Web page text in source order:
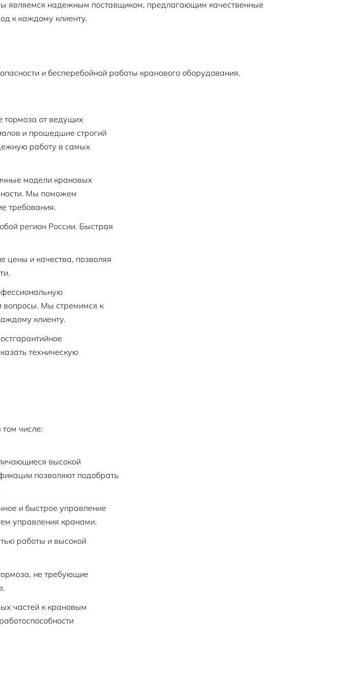
являемся надежным поставщиком, предлагающим качественные
к каждому клиенту.
и бесперебойной работы кранового оборудования.
от ведущих
и прошедшие строгий
работу в самых
модели крановых
Мы поможем
требования.
регион России. Быстрая
цены и качества, позволяя
вопросы. Мы стремимся к
клиенту.
техническую
числе:
высокой
позволяют подобрать
и быстрое управление
управления кранами.
работы и высокой
не требующие
частей к крановым